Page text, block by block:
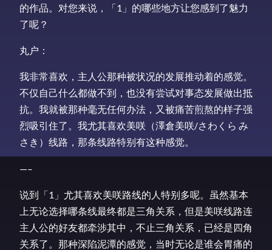
的作品。对您来说，「1」的哪些地方让您感到了魅力
了呢？
丸户：
我非常喜欢，主人公那种被状况的发展推动着的感觉。
不仅自己什么都做不到，也没有尝试对事态发展做出抵
抗。我就被那种毫无任何办法，又被痛苦煎熬的样子强
烈吸引住了。我尤其喜欢美咲（澤倉美咲/さわくら み
さき）线路，那条线路特别有这种感觉。
—–
说到「1」尤其喜欢美咲路线的人特别多呢。虽然基本
上无论选择哪条线最终都是三角关系，但是美咲线路连
主人公的好友都牵涉其中，不止三角关系，已经是四角
关系了。那种深陷泥潭的感觉，当时无论是谁会胃痛的